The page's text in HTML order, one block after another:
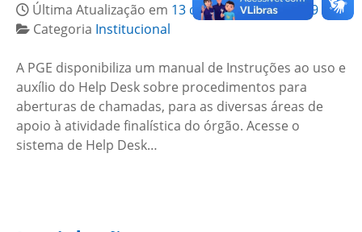
Última Atualização em 13 de setembro de 2019
Categoria Institucional
A PGE disponibiliza um manual de Instruções ao uso e
auxílio do Help Desk sobre procedimentos para
aberturas de chamadas, para as diversas áreas de
apoio à atividade finalística do órgão. Acesse o
sistema de Help Desk…